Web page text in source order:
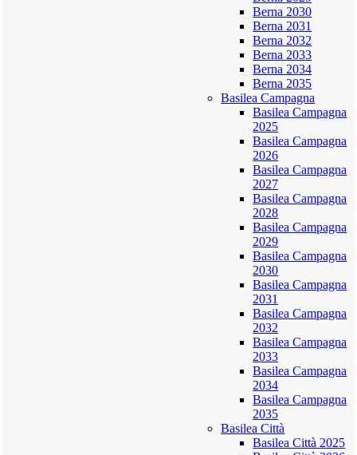
Berna 2030
Berna 2031
Berna 2032
Berna 2033
Berna 2034
Berna 2035
Basilea Campagna
Basilea Campagna
2025
Basilea Campagna
2026
Basilea Campagna
2027
Basilea Campagna
2028
Basilea Campagna
2029
Basilea Campagna
2030
Basilea Campagna
2031
Basilea Campagna
2032
Basilea Campagna
2033
Basilea Campagna
2034
Basilea Campagna
2035
Basilea Città
Basilea Città 2025